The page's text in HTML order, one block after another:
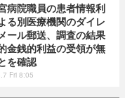
病院職員の患者情報利
る別医療機関のダイレ
ール郵送、調査の結果
金銭的利益の受領が無
を確認
Fri 8:05